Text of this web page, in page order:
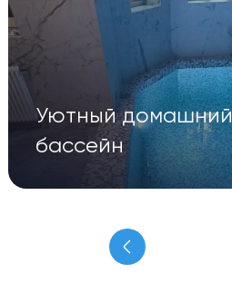
Уютный домашний
бассейн